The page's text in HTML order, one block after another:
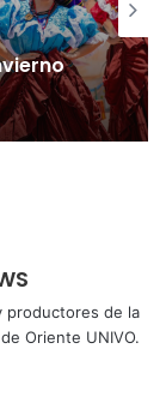
productores de la
Oriente UNIVO.